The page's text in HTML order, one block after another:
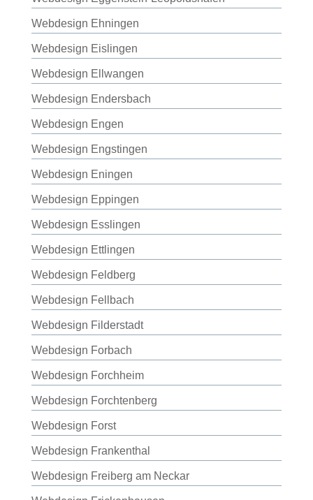
Webdesign Ehningen
Webdesign Eislingen
Webdesign Ellwangen
Webdesign Endersbach
Webdesign Engen
Webdesign Engstingen
Webdesign Eningen
Webdesign Eppingen
Webdesign Esslingen
Webdesign Ettlingen
Webdesign Feldberg
Webdesign Fellbach
Webdesign Filderstadt
Webdesign Forbach
Webdesign Forchheim
Webdesign Forchtenberg
Webdesign Forst
Webdesign Frankenthal
Webdesign Freiberg am Neckar